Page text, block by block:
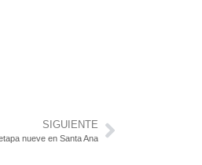
SIGUIENTE
nueve en Santa Ana